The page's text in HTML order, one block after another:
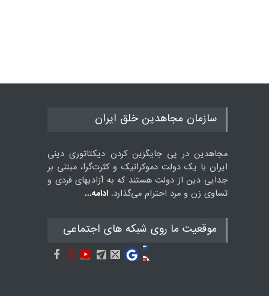
سازمان مجاهدین خلق ایران
مجاهدین در پی جایگزین کردن دیکتاتوری دینی
ایران با یک دولت دموکراتیک و کثرت‌گرا، مبتنی بر
جدایی دین از دولت هستند که به آزادیهای فردی و
تساوی زن و مرد احترام می‌گذارد. ادامه...
موقعيت ما روى شبكه هاى اجتماعى